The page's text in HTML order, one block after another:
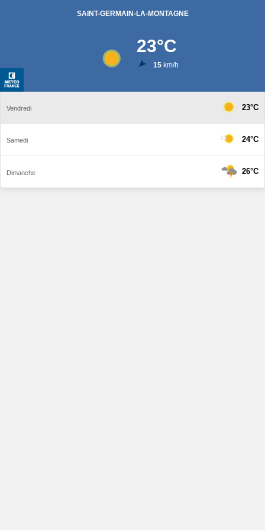
SAINT-GERMAIN-LA-MONTAGNE
23°C
15km/h
Vendredi 23°C
Samedi 24°C
Dimanche 26°C